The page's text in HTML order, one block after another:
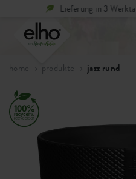
home produkte jazz rund